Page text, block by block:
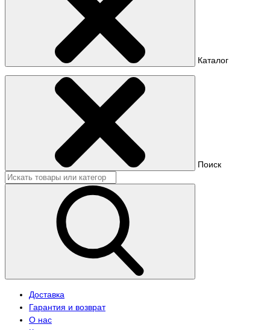
Каталог
Поиск
Доставка
Гарантия и возврат
О нас